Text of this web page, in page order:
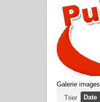
Galerie images
Trier
Date